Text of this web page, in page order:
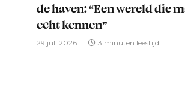
de haven: “Een wereld die
echt kennen”
29 juli 2026 3 minuten leestijd